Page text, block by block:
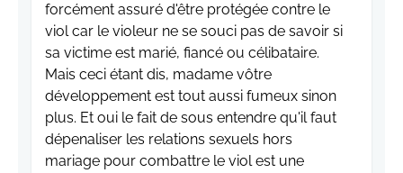
forcément assuré d'être protégée contre le
viol car le violeur ne se souci pas de savoir si
sa victime est marié, fiancé ou célibataire.
Mais ceci étant dis, madame vôtre
développement est tout aussi fumeux sinon
plus. Et oui le fait de sous entendre qu'il faut
dépenaliser les relations sexuels hors
mariage pour combattre le viol est une